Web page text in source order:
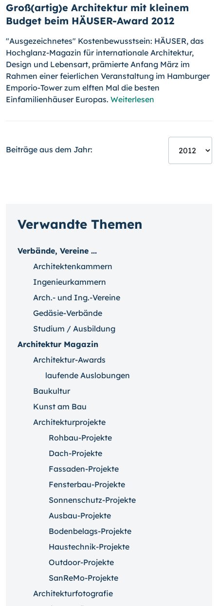
Groß(artig)e Architektur mit kleinem
Budget beim HÄUSER-Award 2012
"Ausgezeichnetes" Kostenbewusstsein: HÄUSER, das
Hochglanz-Magazin für internationale Architektur,
Design und Lebensart, prämierte Anfang März im
Rahmen einer feier­lichen Veranstaltung im Hamburger
Emporio-Tower zum elften Mal die besten
Einfamilienhäuser Europas. Weiterlesen
Beiträge aus dem Jahr:
Verwandte Themen
Verbände, Vereine ...
Architektenkammern
Ingenieurkammern
Arch.- und Ing.-Vereine
Gedäsie-Verbände
Studium / Ausbildung
Architektur Magazin
Architektur-Awards
laufende Auslobungen
Baukultur
Kunst am Bau
Architekturprojekte
Rohbau-Projekte
Dach-Projekte
Fassaden-Projekte
Fensterbau-Projekte
Sonnenschutz-Projekte
Ausbau-Projekte
Bodenbelags-Projekte
Haustechnik-Projekte
Outdoor-Projekte
SanReMo-Projekte
Architekturfotografie